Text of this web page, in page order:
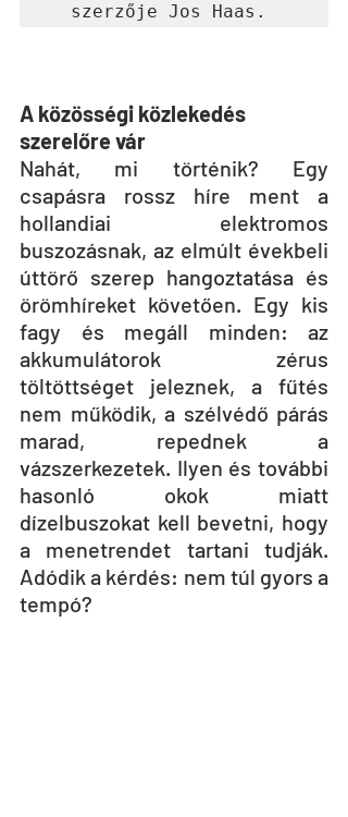
szerzője Jos Haas.
A közösségi közlekedés
szerelőre vár
Nahát, mi történik? Egy
csapásra rossz híre ment a
hollandiai elektromos
buszozásnak, az elmúlt évekbeli
úttörő szerep hangoztatása és
örömhíreket követően. Egy kis
fagy és megáll minden: az
akkumulátorok zérus
töltöttséget jeleznek, a fűtés
nem működik, a szélvédő párás
marad, repednek a
vázszerkezetek. Ilyen és további
hasonló okok miatt
dízelbuszokat kell bevetni, hogy
a menetrendet tartani tudják.
Adódik a kérdés: nem túl gyors a
tempó?